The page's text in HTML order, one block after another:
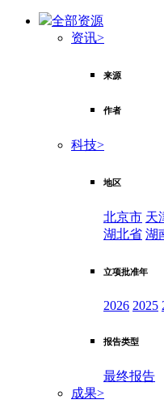
全部资源
资讯>
来源
作者
科技>
地区
北京市 天
湖北省 湖
立项批准年
2026 2025
报告类型
最终报告
成果>